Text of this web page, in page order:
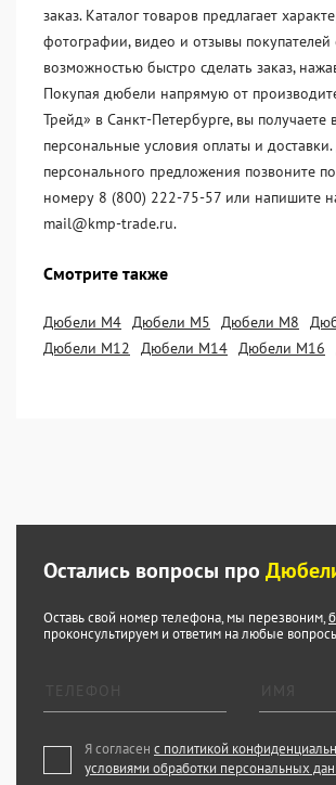
заказ. Каталог товаров предлагает
фотографии, видео и отзывы покупателей
возможностью быстро сделать заказ,
Покупая дюбели напрямую от
Трейд» в Санкт-Петербурге, вы
персональные условия оплаты и
персонального предложения позвоните
номеру 8 (800) 222-75-57 или напишите
mail@kmp-trade.ru.
Смотрите также
Дюбели М4 Дюбели М5 Дюбели М8
Дюбели М12
Дюбели М14 Дюбели М16
Остались вопросы про
Оставь свой номер телефона, мы перезвоним,
проконсультируем и ответим на любые
Я согласен с политикой
условиями обработки персональных